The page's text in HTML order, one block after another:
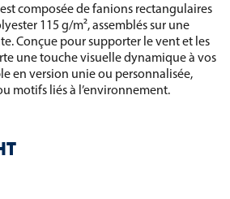
composée de fanions rectangulaires
115 g/m², assemblés sur une
Conçue pour supporter le vent et les
une touche visuelle dynamique à vos
en version unie ou personnalisée,
motifs liés à l’environnement.